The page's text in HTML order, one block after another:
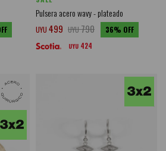
Pulsera acero wavy - plateado
UYU 499 UYU790 36
UYU 424